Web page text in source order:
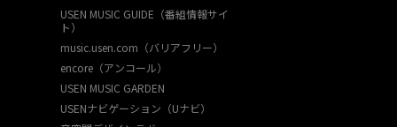
USEN MUSIC GUIDE（番組情報サイ
ト）
music.usen.com（バリアフリー）
encore（アンコール）
USEN MUSIC GARDEN
USENナビゲーション（Uナビ）